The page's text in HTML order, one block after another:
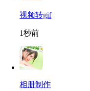
视频转gif
1秒前
相册制作